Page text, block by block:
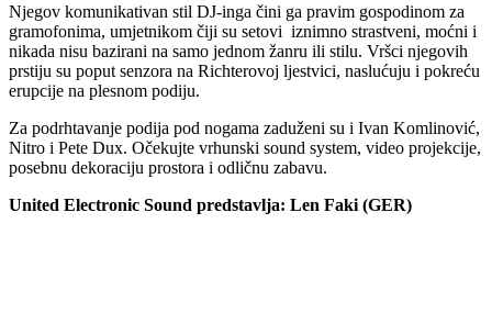
Njegov komunikativan stil DJ-inga čini ga pravim gospodinom za
gramofonima, umjetnikom čiji su setovi iznimno strastveni, moćni i
nikada nisu bazirani na samo jednom žanru ili stilu. Vršci njegovih
prstiju su poput senzora na Richterovoj ljestvici, naslućuju i pokreću
erupcije na plesnom podiju.
Za podrhtavanje podija pod nogama zaduženi su i Ivan Komlinović,
Nitro i Pete Dux. Očekujte vrhunski sound system, video projekcije,
posebnu dekoraciju prostora i odličnu zabavu.
United Electronic Sound predstavlja: Len Faki (GER)